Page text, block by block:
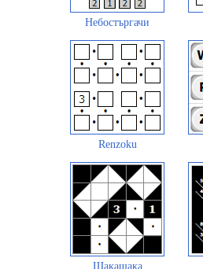
Небостъргачи
Renzoku
Шакашака